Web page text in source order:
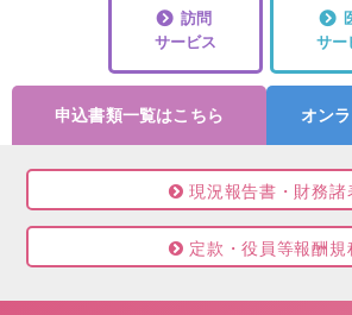
申込書類一覧はこちら オン
訪問
サービス
サー
現況報告書・財務諸
定款・役員等報酬規